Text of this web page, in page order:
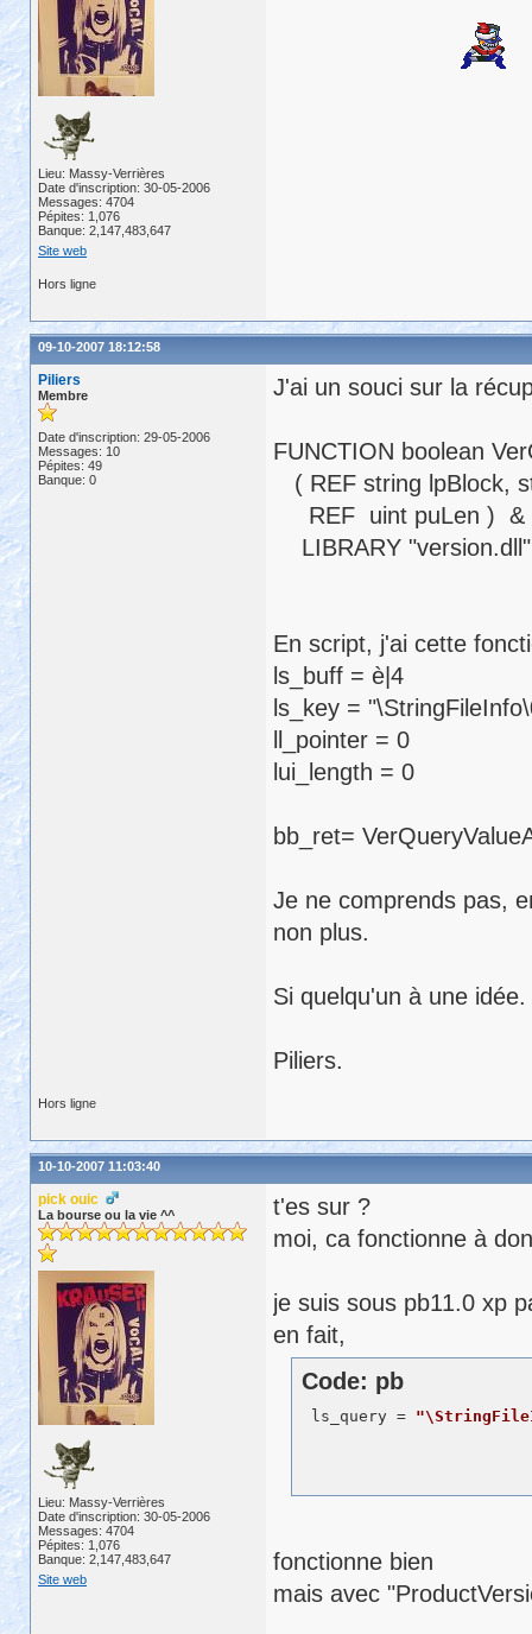
ls_version = space(255)
lstrcpy(ls_version,
Lieu: Massy-Verrières
Date d'inscription: 30-05-2006
Messages: 4704
Pépites: 1,076
Banque: 2,147,483,647
Site web
Hors ligne
09-10-2007 18:12:58
Piliers
Membre
Date d'inscription: 29-05-2006
Messages: 10
Pépites: 49
Banque: 0
J'ai un souci sur la
FUNCTION boolean
( REF string lpBlock,
REF uint puLen ) &
LIBRARY "version.dll"
En script, j'ai cette
ls_buff = è|4
ls_key =
ll_pointer = 0
lui_length = 0
bb_ret=
Je ne comprends pas,
non plus.
Si quelqu'un à une idée.
Piliers.
Hors ligne
10-10-2007 11:03:40
pick ouic
La bourse ou la vie ^^
Lieu: Massy-Verrières
Date d'inscription: 30-05-2006
Messages: 4704
Pépites: 1,076
Banque: 2,147,483,647
Site web
t'es sur ?
moi, ca fonctionne à
je suis sous pb11.0 xp
en fait,
Code: pb
ls_query =
fonctionne bien
mais avec